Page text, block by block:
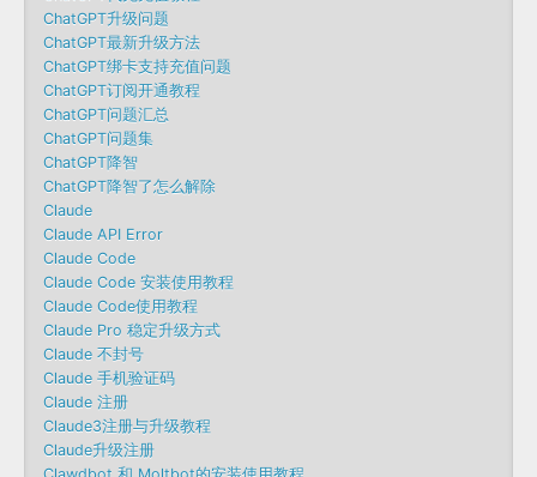
ChatGPT升级问题
ChatGPT最新升级方法
ChatGPT绑卡支持充值问题
ChatGPT订阅开通教程
ChatGPT问题汇总
ChatGPT问题集
ChatGPT降智
ChatGPT降智了怎么解除
Claude
Claude API Error
Claude Code
Claude Code 安装使用教程
Claude Code使用教程
Claude Pro 稳定升级方式
Claude 不封号
Claude 手机验证码
Claude 注册
Claude3注册与升级教程
Claude升级注册